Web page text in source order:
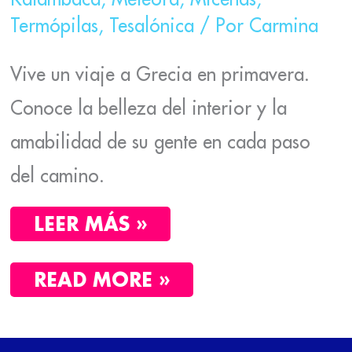
Termópilas, Tesalónica/ Por Carmina
Vive un viaje a Grecia en primavera.
Conoce la belleza del interior y la
amabilidad de su gente en cada paso
del camino.
LEER MÁS »
READ MORE »